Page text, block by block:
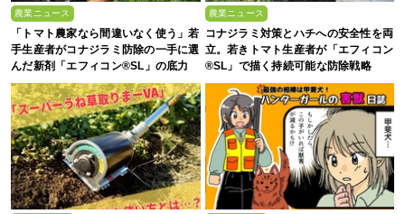
農業ニュース
「トマト農家なら間違いなく使う」若
手生産者がコナジラミ防除の一手に選
んだ新剤「エフィコン®SL」の底力
農業ニュース
コナジラミ対策とハチへの安全性を両
立。若きトマト生産者が「エフィコン
®SL」で描く持続可能な防除戦略